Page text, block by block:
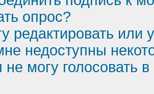
опрос?
редактировать или
недоступны
могу голосовать